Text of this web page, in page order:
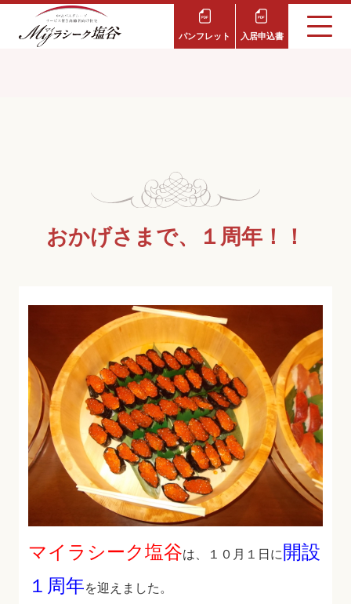
パンフレット 入居申込書
おかげさまで、１周年！！
マイラシーク塩谷は、１０月１日に開設
１周年を迎えました。